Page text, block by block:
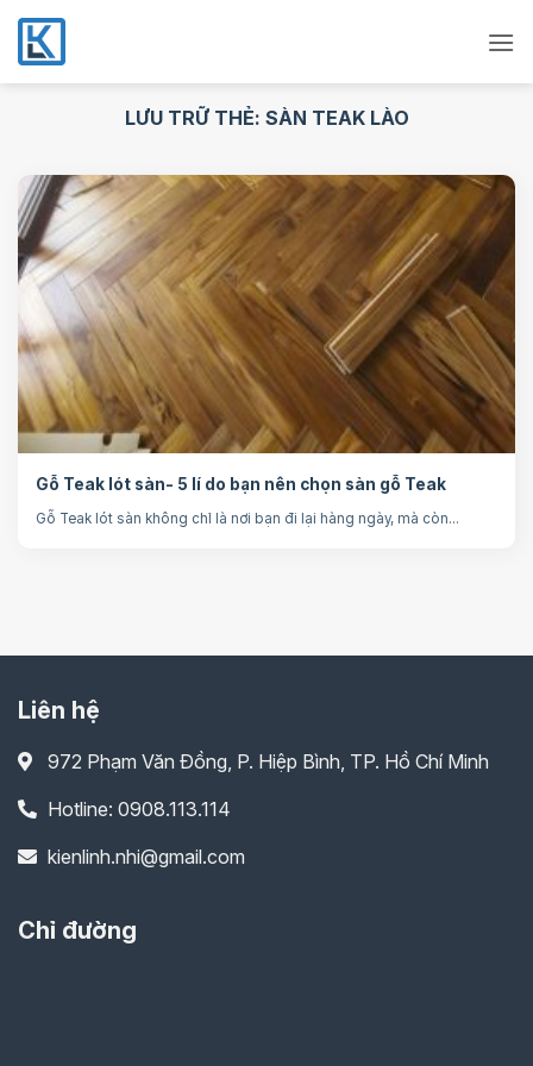
Bỏ
qua
nội
LƯU TRỮ THẺ: SÀN TEAK LÀO
Gỗ Teak lót sàn- 5 lí do bạn nên chọn sàn gỗ Teak
Gỗ Teak lót sàn không chỉ là nơi bạn đi lại hàng ngày, mà còn...
Liên hệ
972 Phạm Văn Đồng, P. Hiệp Bình, TP. Hồ Chí Minh
Hotline: 0908.113.114
kienlinh.nhi@gmail.com
Chỉ đường